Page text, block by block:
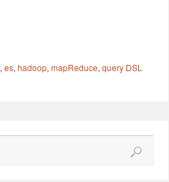
,es,hadoop,mapReduce,query DSL